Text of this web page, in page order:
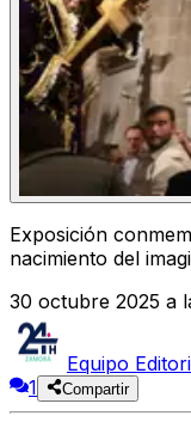
Exposición
nacimiento del
30 octubre 2025 a
Equipo
1
Compartir